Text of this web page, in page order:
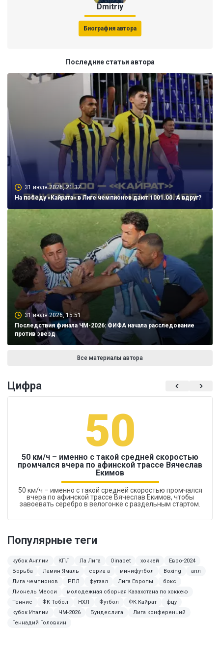
Dmitriy
Биография автора
Последние статьи автора
31 июля 2026, 21:37
На победу «Кайрата» в Лиге чемпионов дают 1001.00. А вдруг?
31 июля 2026, 15:51
Последствия финала ЧМ-2026: ФИФА начала расследование
против звезд
Все материалы автора
Цифра
50
50 км/ч – именно с такой средней скоростью
промчался вчера по афинской трассе Вячеслав
Екимов
50 км/ч – именно с такой средней скоростью промчался
вчера по афинской трассе Вячеслав Екимов, чтобы
завоевать серебро в велогонке с раздельным стартом.
Популярные теги
кубок Англии КПЛ Ла Лига Oinabet хоккей
Евро-2024
Борьба
Ламин Ямаль сериа а минифутбол Boxing
апл
Лига чемпионов
РПЛ футзал Лига Европы
бокс
Лионель Месси
молодежная сборная Казахстана по хоккею
Теннис
ФК Тобол НХЛ Футбол ФК Кайрат
фцу
кубок Италии
ЧМ-2026 Бундеслига
Лига конференций
Геннадий Головкин